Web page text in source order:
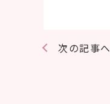
次の記事へ